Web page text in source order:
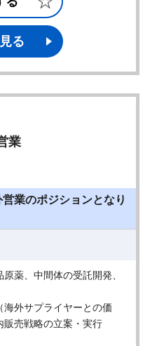
る
業
業のポジションとなり
薬、中間体の受託開発、
海外サプライヤーとの価
販売戦略の立案・実行